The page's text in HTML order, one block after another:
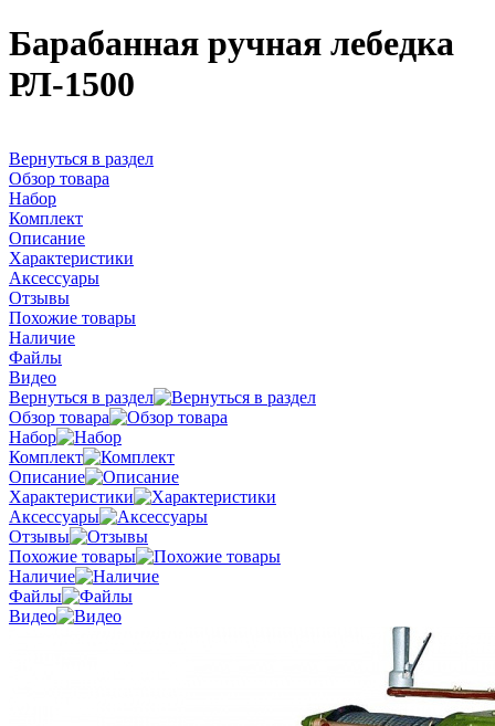
Барабанная ручная лебедка
РЛ-1500
Вернуться в раздел
Обзор товара
Набор
Комплект
Описание
Характеристики
Аксессуары
Отзывы
Похожие товары
Наличие
Файлы
Видео
Вернуться в раздел
Обзор товара
Набор
Комплект
Описание
Характеристики
Аксессуары
Отзывы
Похожие товары
Наличие
Файлы
Видео